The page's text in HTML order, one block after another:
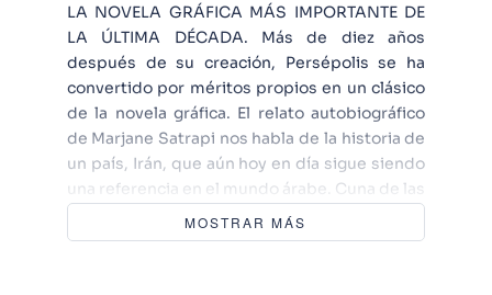
LA NOVELA GRÁFICA MÁS IMPORTANTE DE
LA ÚLTIMA DÉCADA. Más de diez años
después de su creación, Persépolis se ha
convertido por méritos propios en un clásico
de la novela gráfica. El relato autobiográfico
de Marjane Satrapi nos habla de la historia de
un país, Irán, que aún hoy en día sigue siendo
una referencia en el mundo árabe. Cuna de las
actuales revueltas contra los régimenes
totalitarios, Irán ha protagonizado guerras y
MOSTRAR MÁS